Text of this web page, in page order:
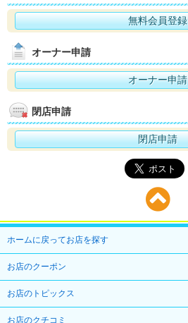
無料会員登録
オーナー申請
オーナー申請
閉店申請
閉店申請
ホームに戻ってお店を探す
お店のクーポン
お店のトピックス
お店のクチコミ